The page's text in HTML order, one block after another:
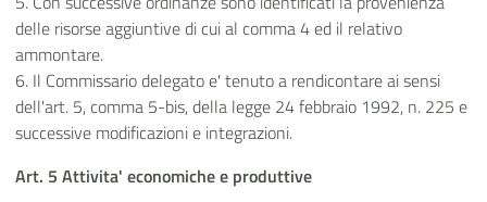
delle risorse aggiuntive di cui al comma 4 ed il relativo
ammontare.
6. Il Commissario delegato e' tenuto a rendicontare ai sensi
dell'art. 5, comma 5-bis, della legge 24 febbraio 1992, n. 225 e
successive modificazioni e integrazioni.
Art. 5 Attivita' economiche e produttive